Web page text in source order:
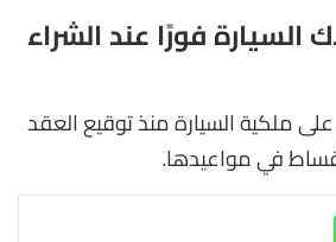
السيارة فورًا عند الشراء
ملكية السيارة منذ توقيع العقد
في مواعيدها.